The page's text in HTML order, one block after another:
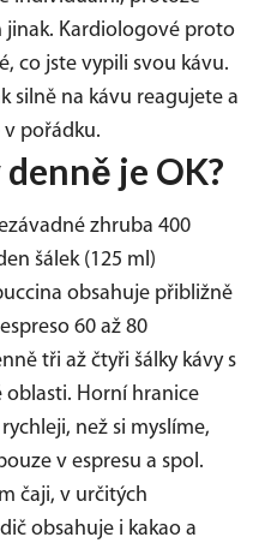
jinak. Kardiologové proto
co jste vypili svou kávu.
silně na kávu reagujete a
v pořádku.
je OK?
zhruba 400
šálek (125 ml)
obsahuje přibližně
60 až 80
tři až čtyři šálky kávy s
oblasti. Horní hranice
než si myslíme,
v espresu a spol.
čaji, v určitých
obsahuje i kakao a